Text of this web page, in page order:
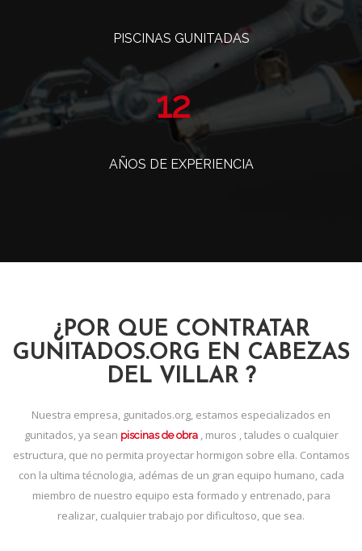
PISCINAS GUNITADAS
14
AÑOS DE EXPERIENCIA
¿POR QUE CONTRATAR
GUNITADOS.ORG EN CABEZAS
DEL VILLAR ?
Nuestra empresa, gunitados.org, estamos especializados en
gunitados, ya sean piscinas de obra, muros , taludes o cualquier
estructura, que no permita proyectar hormigon sobre ella. Contamos
con la ultima técnologia, adémas de un gran equipo humano, cada
miembro de nuestro equipo esta formado y entrenado, para
realizar, cualquier trabajo por dificultoso, que sea.